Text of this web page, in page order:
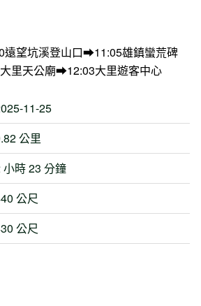
望坑溪登山口➡11:05雄鎮蠻荒碑
里天公廟➡12:03大里遊客中心
11-25
公里
小時 23 分鐘
公尺
公尺